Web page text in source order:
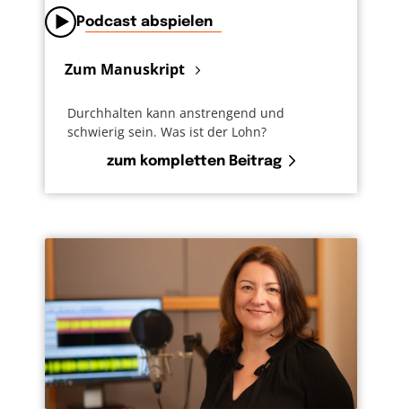
Podcast abspielen
Zum Manuskript
Durchhalten kann anstrengend und
schwierig sein. Was ist der Lohn?
zum kompletten Beitrag